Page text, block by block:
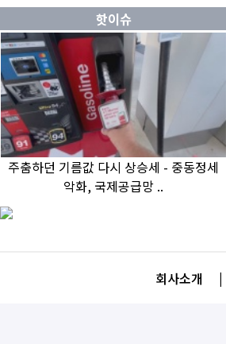
핫이슈
주춤하던 기름값 다시 상승세 - 중동정세
악화, 국제공급망 ..
회사소개 |